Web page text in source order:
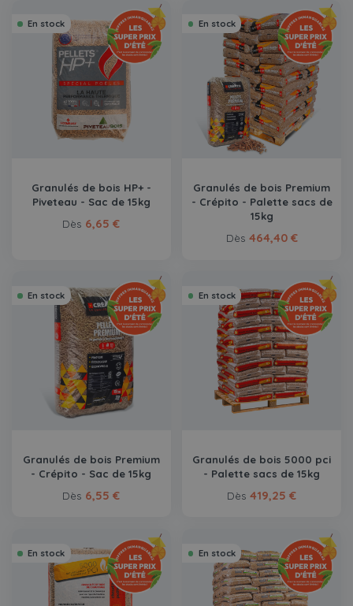
En stock
Granulés de bois HP+ -
Piveteau - Sac de 15kg
Dès 6,65 €
En stock
Granulés de bois Premium
- Crépito - Palette sacs de
15kg
Dès 464,40 €
En stock
Granulés de bois Premium
- Crépito - Sac de 15kg
Dès 6,55 €
En stock
Granulés de bois 5000 pci
- Palette sacs de 15kg
Dès 419,25 €
En stock En stock